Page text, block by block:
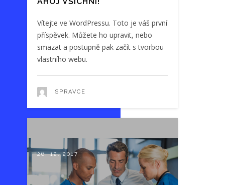
Vítejte ve WordPressu. Toto je váš první
příspěvek. Můžete ho upravit, nebo
smazat a postupně pak začít s tvorbou
vlastního webu.
SPRAVCE
26. 12. 2017